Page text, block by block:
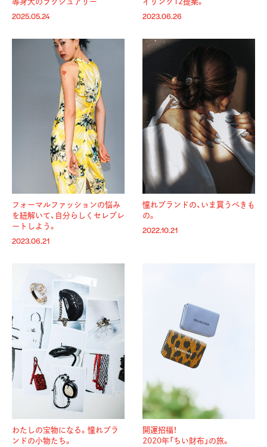
2025.05.24
2023.06.26
フォーマルファッションの悩み
を紐解いて、自分らしくセレブレ
ートしよう。
2023.06.21
憧れブランドの、いま買うべきも
の。
2022.10.21
わたしの宝物になる。憧れブラ
ンドの小物たち。
開運招福！
2020年「ちい財布」の旅。